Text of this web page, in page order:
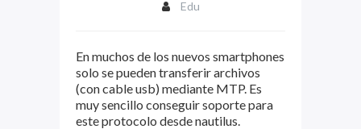
Edu
En muchos de los nuevos smartphones
solo se pueden transferir archivos
(con cable usb) mediante MTP. Es
muy sencillo conseguir soporte para
este protocolo desde nautilus.